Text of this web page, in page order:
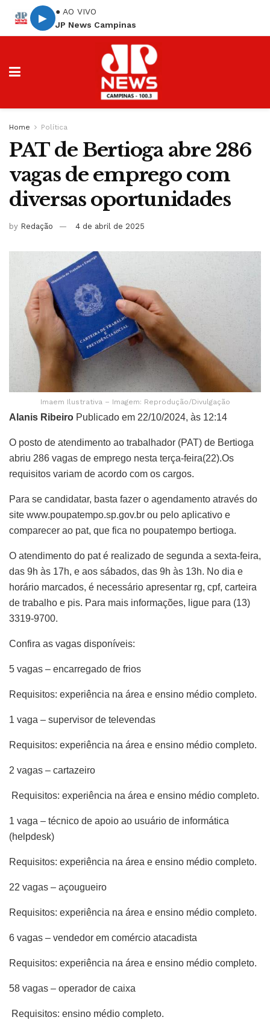
▶
● AO VIVO
JP News Campinas
Home Política
PAT de Bertioga abre 286
vagas de emprego com
diversas oportunidades
by Redação 4 de abril de 2025
Imaem Ilustrativa – Imagem: Reprodução/Divulgação
Alanis Ribeiro Publicado em 22/10/2024, às 12:14
O posto de atendimento ao trabalhador (PAT) de Bertioga
abriu 286 vagas de emprego nesta terça-feira(22).Os
requisitos variam de acordo com os cargos.
Para se candidatar, basta fazer o agendamento através do
site www.poupatempo.sp.gov.br ou pelo aplicativo e
comparecer ao pat, que fica no poupatempo bertioga.
O atendimento do pat é realizado de segunda a sexta-feira,
das 9h às 17h, e aos sábados, das 9h às 13h. No dia e
horário marcados, é necessário apresentar rg, cpf, carteira
de trabalho e pis. Para mais informações, ligue para (13)
3319-9700.
Confira as vagas disponíveis:
5 vagas – encarregado de frios
Requisitos: experiência na área e ensino médio completo.
1 vaga – supervisor de televendas
Requisitos: experiência na área e ensino médio completo.
2 vagas – cartazeiro
Requisitos: experiência na área e ensino médio completo.
1 vaga – técnico de apoio ao usuário de informática
(helpdesk)
Requisitos: experiência na área e ensino médio completo.
22 vagas – açougueiro
Requisitos: experiência na área e ensino médio completo.
6 vagas – vendedor em comércio atacadista
Requisitos: experiência na área e ensino médio completo.
58 vagas – operador de caixa
Requisitos: ensino médio completo.